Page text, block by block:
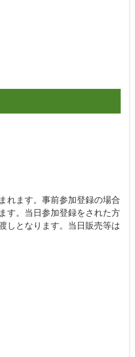
れます。事前参加登録の場合
す。当日参加登録をされた方
しとなります。当日販売等は